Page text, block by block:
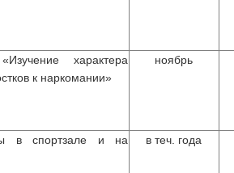
характера
к наркомании»
ноябрь
в спортзале и на
в теч. года